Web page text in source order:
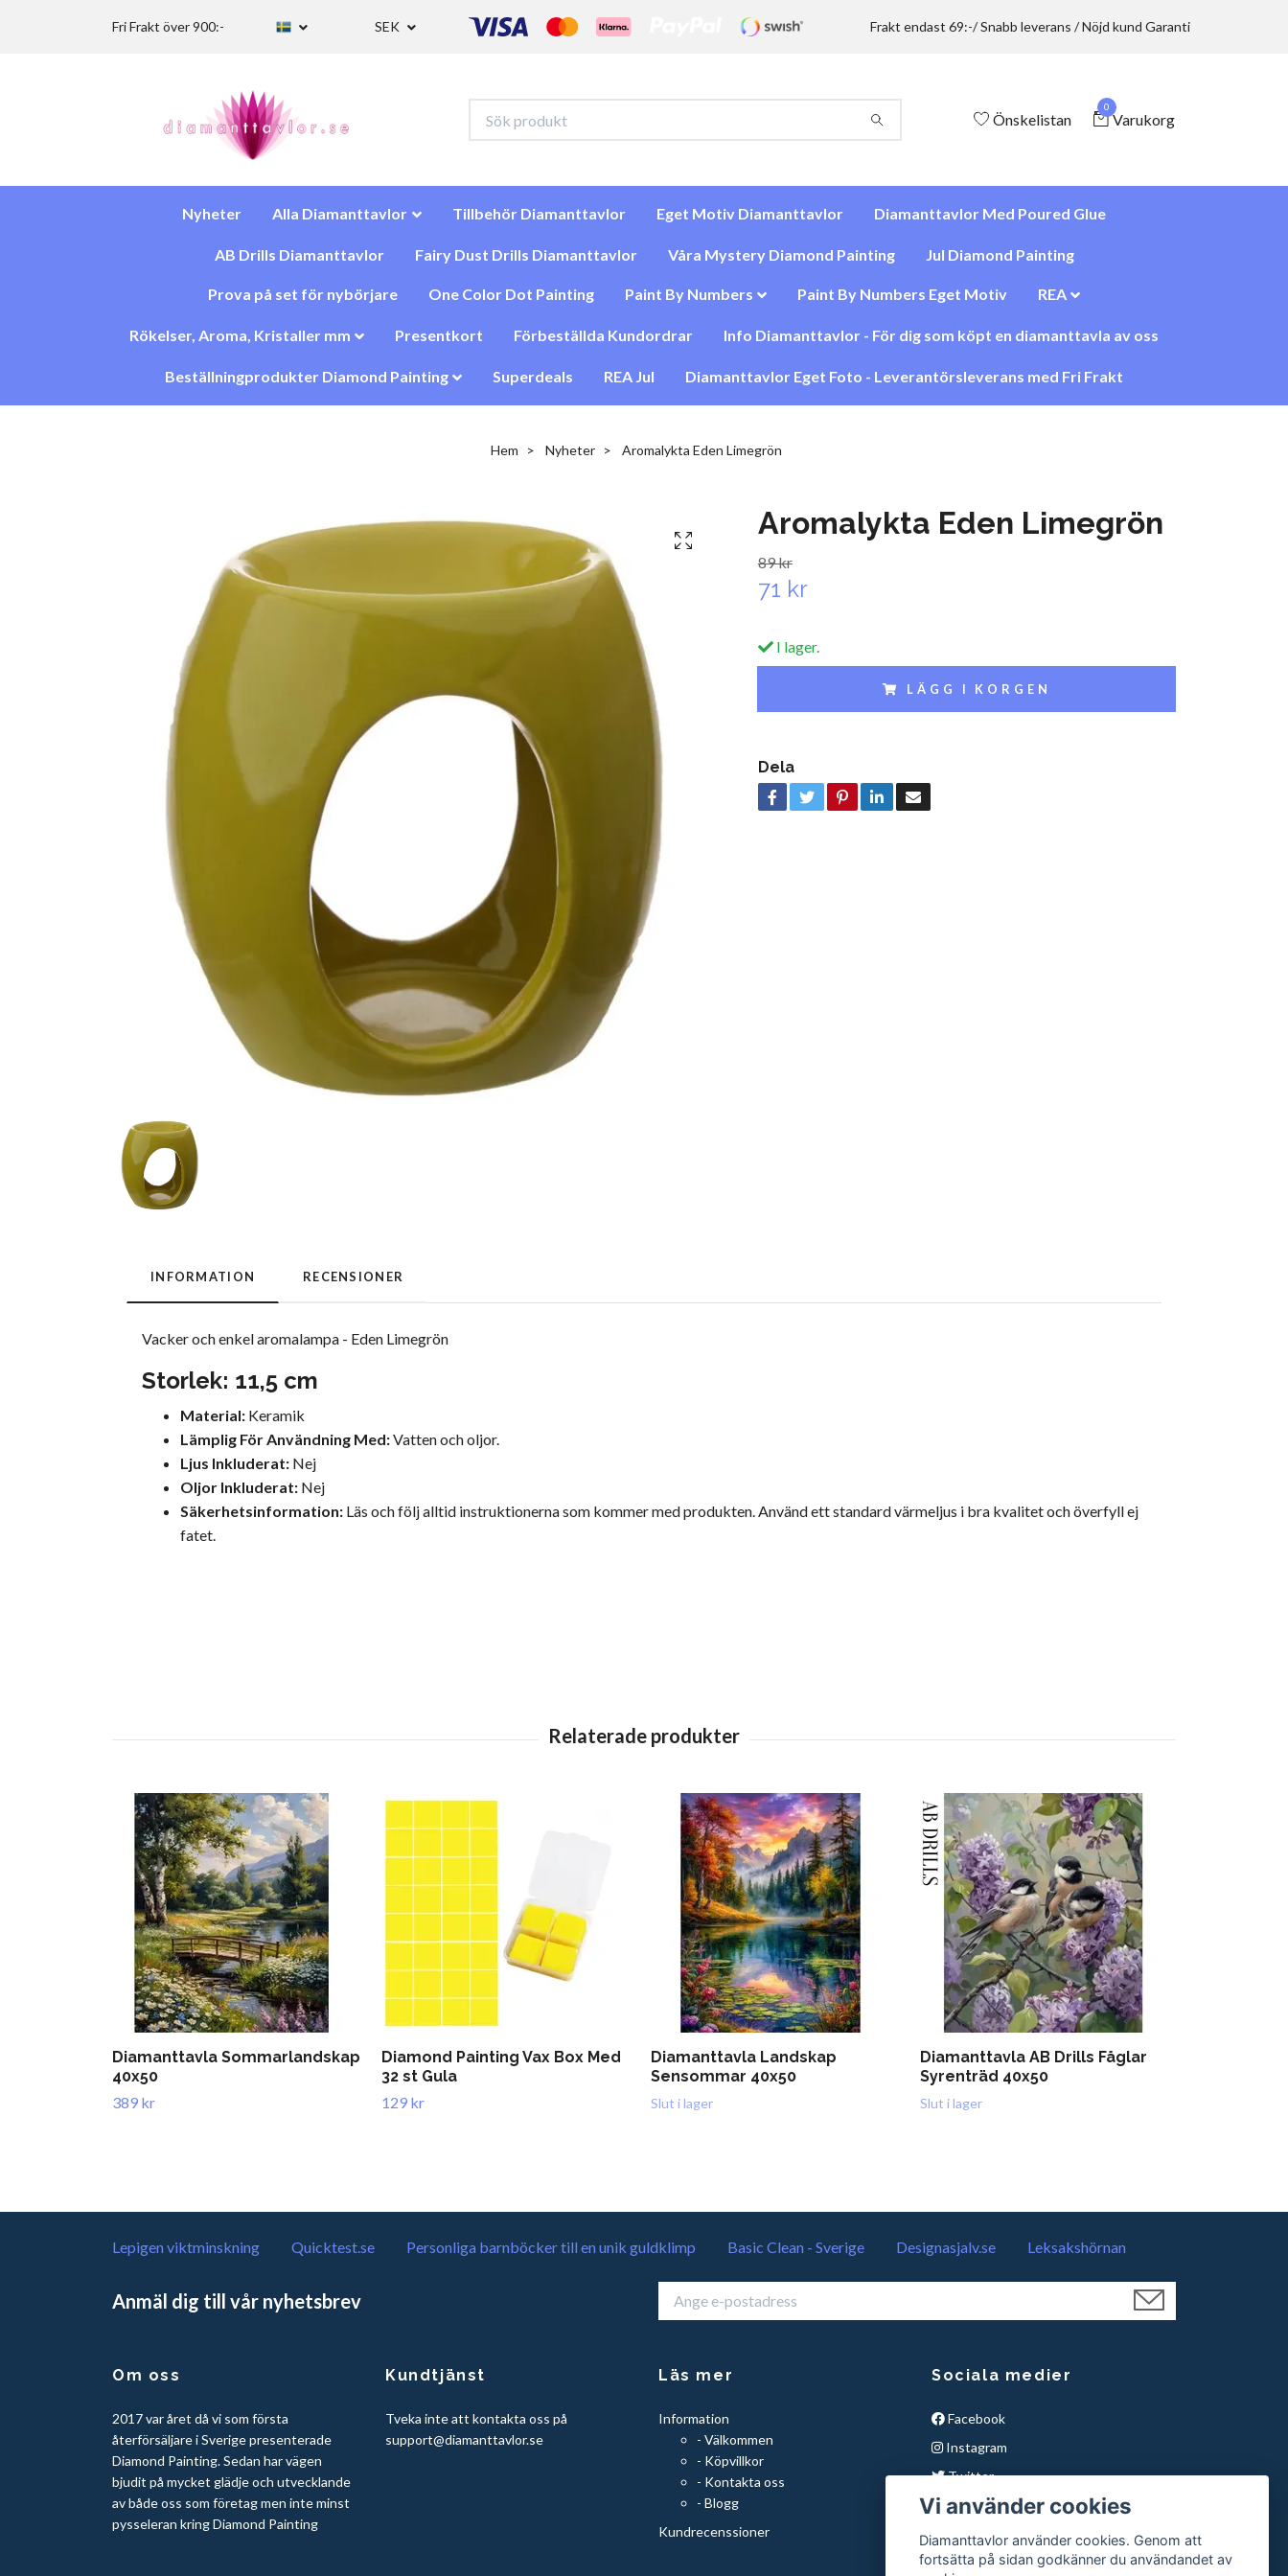
Fri Frakt över 900:- SEK Frakt endast 69:-/ Snabb leverans / Nöjd kund Garanti
Önskelistan
0
Varukorg
Nyheter Alla Diamanttavlor Tillbehör Diamanttavlor Eget Motiv Diamanttavlor Diamanttavlor Med Poured Glue
AB Drills Diamanttavlor Fairy Dust Drills Diamanttavlor Våra Mystery Diamond Painting Jul Diamond Painting
Prova på set för nybörjare One Color Dot Painting Paint By Numbers Paint By Numbers Eget Motiv REA
Rökelser, Aroma, Kristaller mm Presentkort Förbeställda Kundordrar Info Diamanttavlor - För dig som köpt en diamanttavla av oss
Beställningprodukter Diamond Painting Superdeals REA Jul Diamanttavlor Eget Foto - Leverantörsleverans med Fri Frakt
Hem Nyheter Aromalykta Eden Limegrön
Aromalykta Eden Limegrön
89 kr
71 kr
I lager.
LÄGG I KORGEN
Dela
INFORMATION RECENSIONER
Vacker och enkel aromalampa - Eden Limegrön
Storlek: 11,5 cm
Material: Keramik
Lämplig För Användning Med:Vatten och oljor.
Ljus Inkluderat: Nej
Oljor Inkluderat: Nej
Säkerhetsinformation: Läs och följ alltid instruktionerna som kommer med produkten. Använd ett standard värmeljus i bra kvalitet och överfyll ej
fatet.
Diamanttavla Sommarlandskap
40x50
389 kr
Diamond Painting Vax Box Med
32 st Gula
129 kr
Diamanttavla Landskap
Sensommar 40x50
Slut i lager
Diamanttavla AB Drills Fåglar
Syrenträd 40x50
Slut i lager
Lepigen viktminskning Quicktest.se Personliga barnböcker till en unik guldklimp Basic Clean - Sverige Designasjalv.se Leksakshörnan
Anmäl dig till vår nyhetsbrev
Om oss
2017 var året då vi som första
återförsäljare i Sverige presenterade
Diamond Painting. Sedan har vägen
bjudit på mycket glädje och utvecklande
av både oss som företag men inte minst
pysseleran kring Diamond Painting
Kundtjänst
Tveka inte att kontakta oss på
support@diamanttavlor.se
Läs mer
Information
- Välkommen
- Köpvillkor
- Kontakta oss
- Blogg
Kundrecenssioner
Sociala medier
Facebook
Instagram
Twitter
YouTube
Snapchat
Pinterest
Vi använder cookies
Diamanttavlor använder cookies. Genom att
fortsätta på sidan godkänner du användandet av